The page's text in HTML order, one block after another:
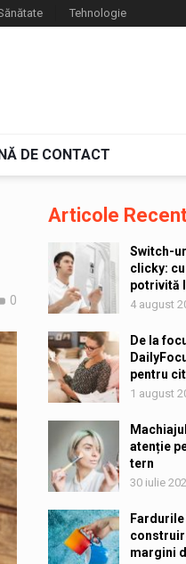
Tehnologie
DE CONTACT
0
Articole
Switch-
clicky:
potrivită
4 august
De la
pentru
1 august
atenție
tern
30 iulie
margini